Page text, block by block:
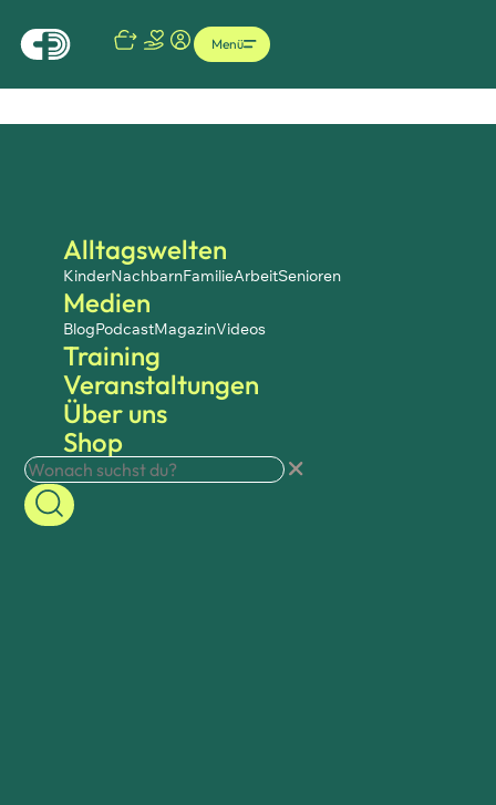
Alltagswelten
KinderNachbarnFamilieArbeitSenioren
Medien
BlogPodcastMagazinVideos
Training
Veranstaltungen
Über uns
Shop
Menü